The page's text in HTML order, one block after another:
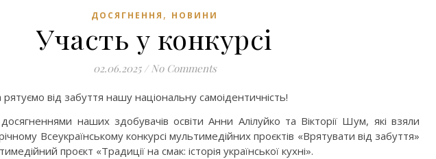
ДОСЯГНЕННЯ , НОВИНИ
Участь у конкурсі
02.06.2025 / No Comments
рятуємо від забуття нашу національну самоідентичність!
наших здобувачів освіти Анни Алілуйко та Вікторії Шум, які взяли
Всеукраїнському конкурсі мультимедійних проєктів «Врятувати від забуття»
проєкт «Традиції на смак: історія української кухні».